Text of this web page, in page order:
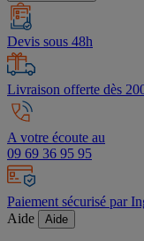
Devis sous 48h
Livraison offerte dès
A votre écoute au
09 69 36 95 95
Paiement sécurisé par
Aide
Aide